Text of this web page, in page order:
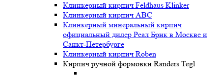
Клинкерный кирпич Feldhaus Klinker
Клинкерный кирпич ABC
Клинкерный минеральный кирпич
официальный дилер Реал Брик в Москве и
Санкт-Петербурге
Клинкерный кирпич Roben
Кирпич ручной формовки Randers Tegl